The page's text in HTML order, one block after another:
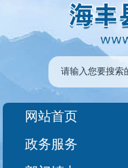
网站首页
政务服务